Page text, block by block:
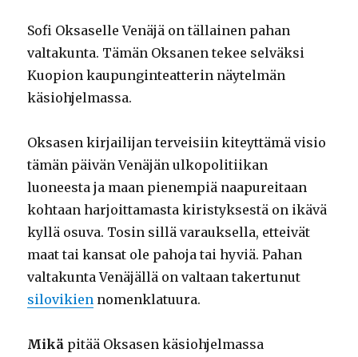
Sofi Oksaselle Venäjä on tällainen pahan
valtakunta. Tämän Oksanen tekee selväksi
Kuopion kaupunginteatterin näytelmän
käsiohjelmassa.
Oksasen kirjailijan terveisiin kiteyttämä visio
tämän päivän Venäjän ulkopolitiikan
luoneesta ja maan pienempiä naapureitaan
kohtaan harjoittamasta kiristyksestä on ikävä
kyllä osuva. Tosin sillä varauksella, etteivät
maat tai kansat ole pahoja tai hyviä. Pahan
valtakunta Venäjällä on valtaan takertunut
silovikien nomenklatuura.
Mikä pitää Oksasen käsiohjelmassa